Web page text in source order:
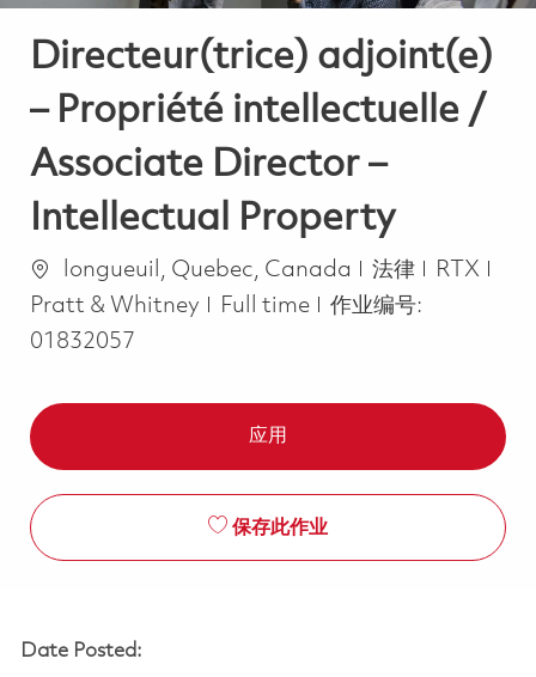
Directeur(trice) adjoint(e)
– Propriété intellectuelle /
Associate Director –
Intellectual Property
位置longueuil, Quebec, Canada 类别
法律
RTX
Pratt & Whitney
Job Type
Full time
作业编号:
01832057
应用
保存此作业
Date Posted: